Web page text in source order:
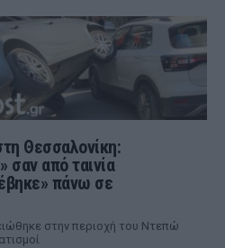
Θεσσαλονίκη:
σαν από ταινία
πάνω σε
στην περιοχή του Ντεπώ